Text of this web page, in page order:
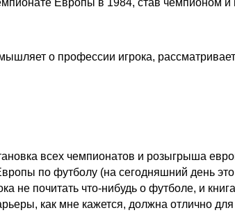
Европы в 1984, став чемпионом
о профессии игрока,
всех чемпионатов и розыгрыша
по футболу (на сегодняшний день
не почитать что-нибудь о футболе, и
как мне кажется, должна отлично для